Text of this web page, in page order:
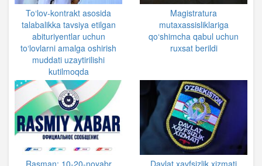
To‘lov-kontrakt asosida
talabalikka tavsiya etilgan
abituriyentlar uchun
to‘lovlarni amalga oshirish
muddati uzaytirilishi
kutilmoqda
Magistratura
mutaxassisliklariga
qo‘shimcha qabul uchun
ruxsat berildi